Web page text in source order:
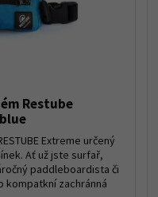
Restube
Extreme určený
Ať už jste surfař,
paddleboardista či
kompatkní zachránná